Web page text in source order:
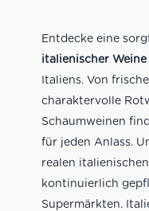
Entdecke eine
italienischer Weine
Italiens. Von
charaktervolle
Schaumweinen
für jeden Anlass.
realen
kontinuierlich
Supermärkten.